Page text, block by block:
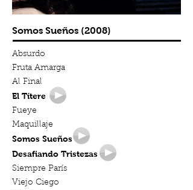
Somos Sueños (2008)
Absurdo
Fruta Amarga
Al Final
El Títere
Fueye
Maquillaje
Somos Sueños
Desafiando Tristezas
Siempre París
Viejo Ciego